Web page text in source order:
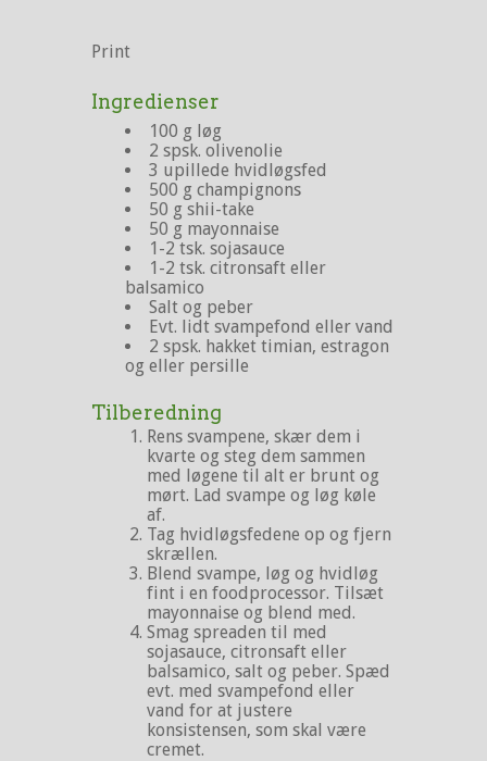
Print
Ingredienser
100 g løg
2 spsk. olivenolie
3 upillede hvidløgsfed
500 g champignons
50 g shii-take
50 g mayonnaise
1-2 tsk. sojasauce
1-2 tsk. citronsaft eller
balsamico
Salt og peber
Evt. lidt svampefond eller vand
2 spsk. hakket timian, estragon
og eller persille
Tilberedning
Rens svampene, skær dem i
kvarte og steg dem sammen
med løgene til alt er brunt og
mørt. Lad svampe og løg køle
af.
Tag hvidløgsfedene op og fjern
skrællen.
Blend svampe, løg og hvidløg
fint i en foodprocessor. Tilsæt
mayonnaise og blend med.
Smag spreaden til med
sojasauce, citronsaft eller
balsamico, salt og peber. Spæd
evt. med svampefond eller
vand for at justere
konsistensen, som skal være
cremet.